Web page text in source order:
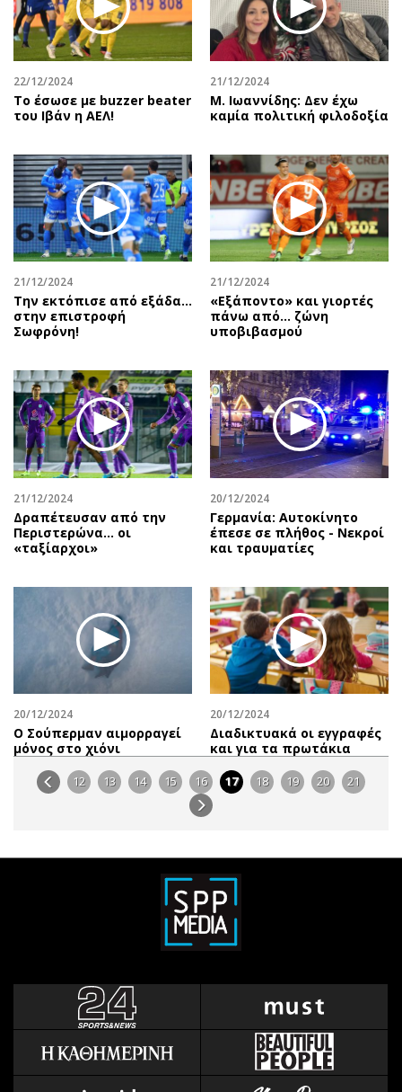
22/12/2024
Το έσωσε με buzzer beater
του Ιβάν η ΑΕΛ!
21/12/2024
Μ. Ιωαννίδης: Δεν έχω
καμία πολιτική φιλοδοξία
21/12/2024
Την εκτόπισε από εξάδα…
στην επιστροφή
Σωφρόνη!
21/12/2024
«Εξάποντο» και γιορτές
πάνω από… ζώνη
υποβιβασμού
21/12/2024
Δραπέτευσαν από την
Περιστερώνα… οι
«ταξίαρχοι»
20/12/2024
Γερμανία: Αυτοκίνητο
έπεσε σε πλήθος - Νεκροί
και τραυματίες
20/12/2024
Ο Σούπερμαν αιμορραγεί
μόνος στο χιόνι
20/12/2024
Διαδικτυακά οι εγγραφές
και για τα πρωτάκια
12 13 14 15 16 17 18 19 20 21